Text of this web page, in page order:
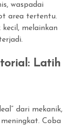
waspadai
area tertentu.
melainkan
Latih
dari mekanik,
Coba